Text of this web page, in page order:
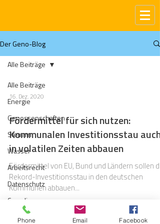
Der Geno-Blog
Alle Beiträge
Energie
Genossenschaften
Steuern
Wasser
Arbeitsrecht
Datenschutz
Compliance
Gas
Alle Beiträge
16. Dez. 2020
Fördermittel für sich nutzen:
Kommunalen Investitionsstau auch
in volatilen Zeiten abbauen
Fördermittel von EU, Bund und Ländern sollen
Rekord-Investitionsstau in den deutschen
Kommunen abbauen...
Phone Email Facebook